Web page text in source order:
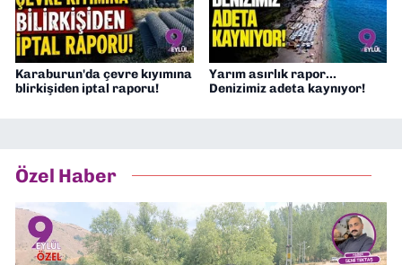
Karaburun'da çevre kıyımına
blirkişiden iptal raporu!
Yarım asırlık rapor...
Denizimiz adeta kaynıyor!
Özel Haber